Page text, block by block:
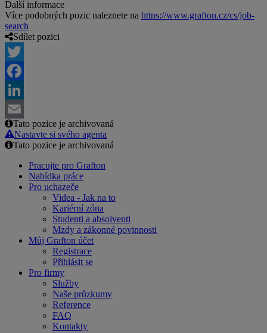
Další informace
Více podobných pozic naleznete na https://www.grafton.cz/cs/job-
search
Sdílet pozici
Twitter
Facebook
LinkedIn
Email
Tato pozice je archivovaná
Nastavte si svého agenta
Tato pozice je archivovaná
Pracujte pro Grafton
Nabídka práce
Pro uchazeče
Videa - Jak na to
Kariérní zóna
Studenti a absolventi
Mzdy a zákonné povinnosti
Můj Grafton účet
Registrace
Přihlásit se
Pro firmy
Služby
Naše průzkumy
Reference
FAQ
Kontakty